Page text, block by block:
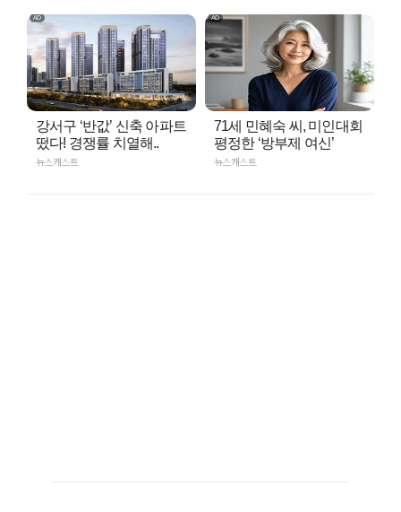
강서구 ‘반값’ 신축 아파트
떴다! 경쟁률 치열해..
뉴스캐스트
71세 민혜숙 씨, 미인대회
평정한 ‘방부제 여신’
뉴스캐스트